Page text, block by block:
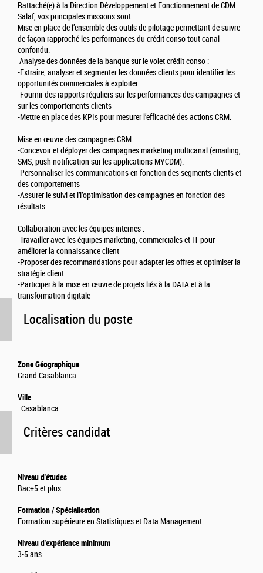
Rattaché(e) à la Direction Développement et Fonctionnement de CDM
Salaf, vos principales missions sont:
Mise en place de l’ensemble des outils de pilotage permettant de suivre
de façon rapproché les performances du crédit conso tout canal
confondu.
Analyse des données de la banque sur le volet crédit conso :
-Extraire, analyser et segmenter les données clients pour identifier les
opportunités commerciales à exploiter
-Fournir des rapports réguliers sur les performances des campagnes et
sur les comportements clients
-Mettre en place des KPIs pour mesurer l’efficacité des actions CRM.
Mise en œuvre des campagnes CRM :
-Concevoir et déployer des campagnes marketing multicanal (emailing,
SMS, push notification sur les applications MYCDM).
-Personnaliser les communications en fonction des segments clients et
des comportements
-Assurer le suivi et l’l’optimisation des campagnes en fonction des
résultats
Collaboration avec les équipes internes :
-Travailler avec les équipes marketing, commerciales et IT pour
améliorer la connaissance client
-Proposer des recommandations pour adapter les offres et optimiser la
stratégie client
-Participer à la mise en œuvre de projets liés à la DATA et à la
transformation digitale
Localisation du poste
Zone Géographique
Grand Casablanca
Ville
Casablanca
Critères candidat
Niveau d'études
Bac+5 et plus
Formation / Spécialisation
Formation supérieure en Statistiques et Data Management
Niveau d'expérience minimum
3-5 ans